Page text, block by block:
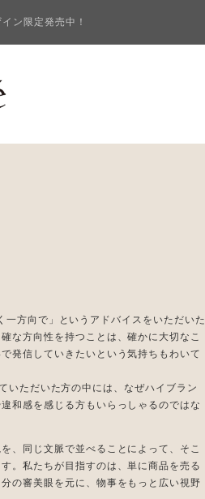
ン限定発売中！
方向で」というアドバイスをいただいた
な方向性を持つことは、確かに大切なこ
発信していきたいという気持ちもわいて
いただいた方の中には、なぜハイブラン
和感を感じる方もいらっしゃるのではな
、同じ文脈で並べることによって、そこ
。私たちが目指すのは、単に商品を売る
の審美眼を元に、物事をもっと広い視野